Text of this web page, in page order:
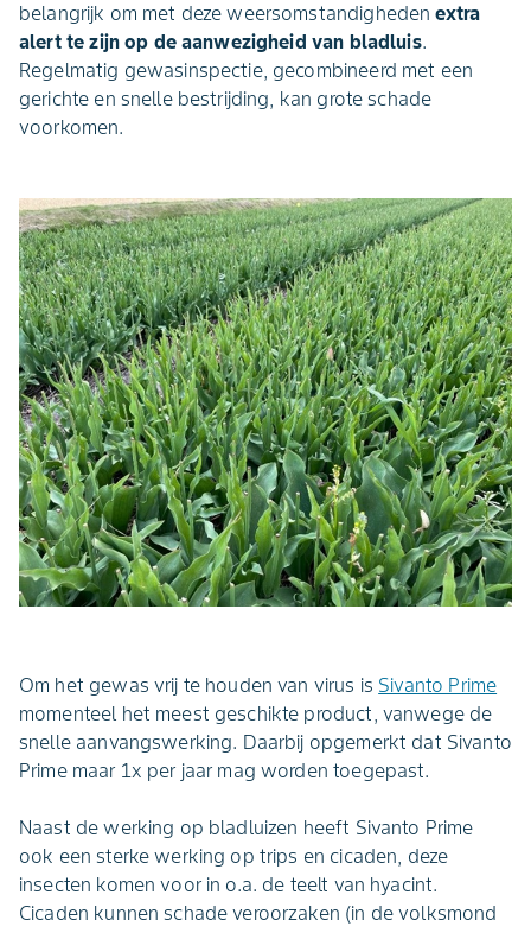
belangrijk om met deze weersomstandighedenextra
alert te zijn op de aanwezigheid van bladluis.
Regelmatig gewasinspectie, gecombineerd met een
gerichte en snelle bestrijding, kan grote schade
voorkomen.
Om het gewas vrij te houden van virus is Sivanto Prime
momenteel het meest geschikte product, vanwege de
snelle aanvangswerking. Daarbij opgemerkt dat Sivanto
Prime maar 1x per jaar mag worden toegepast.
Naast de werking op bladluizen heeft Sivanto Prime
ook een sterke werking op trips en cicaden, deze
insecten komen voor in o.a. de teelt van hyacint.
Cicaden kunnen schade veroorzaken (in de volksmond